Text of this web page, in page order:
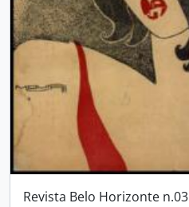
Revista Belo Horizonte n.03